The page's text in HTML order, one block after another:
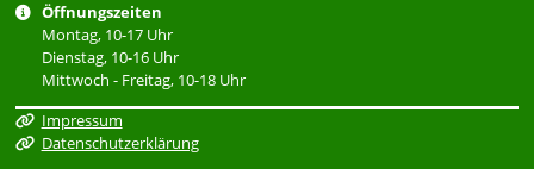
Öffnungszeiten
Montag, 10-17 Uhr
Dienstag, 10-16 Uhr
Mittwoch - Freitag, 10-18 Uhr
Impressum
Datenschutzerklärung